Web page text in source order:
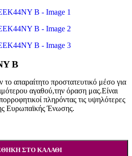
B
το απαραίτητο προστατευτικό μέσο για
αγαθού,την όραση μας.Είναι
πληρόντας τις υψηλότερες
Ευρωπαϊκής Ένωσης.
ΣΤΟ ΚΑΛΆΘΙ